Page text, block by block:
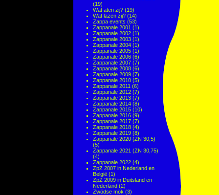
(19)
Wat aten zij? (19)
Wat lazen zij? (14)
Zappa events (53)
Zappanale 2001 (1)
Zappanale 2002 (1)
Zappanale 2003 (1)
Zappanale 2004 (1)
Zappanale 2005 (1)
Zappanale 2006 (6)
Zappanale 2007 (7)
Zappanale 2008 (6)
Zappanale 2009 (7)
Zappanale 2010 (5)
Zappanale 2011 (6)
Zappanale 2012 (7)
Zappanale 2013 (7)
Zappanale 2014 (8)
Zappanale 2015 (10)
Zappanale 2016 (9)
Zappanale 2017 (7)
Zappanale 2018 (4)
Zappanale 2019 (8)
Zappanale 2020 (ZN 30,5)
(5)
Zappanale 2021 (ZN 30,75)
(4)
Zappanale 2022 (4)
ZpZ 2007 in Nederland en
België (1)
ZpZ 2009 in Duitsland en
Nederland (2)
Zwödse mök (3)